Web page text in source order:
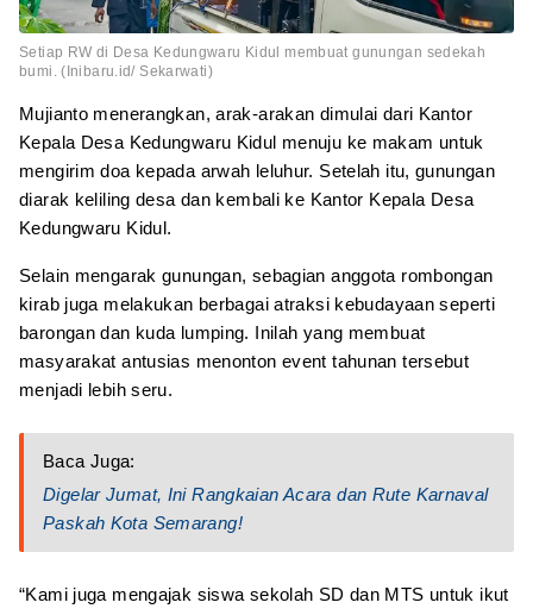
Setiap RW di Desa Kedungwaru Kidul membuat gunungan sedekah
bumi. (Inibaru.id/ Sekarwati)
Mujianto menerangkan, arak-arakan dimulai dari Kantor
Kepala Desa Kedungwaru Kidul menuju ke makam untuk
mengirim doa kepada arwah leluhur. Setelah itu, gunungan
diarak keliling desa dan kembali ke Kantor Kepala Desa
Kedungwaru Kidul.
Selain mengarak gunungan, sebagian anggota rombongan
kirab juga melakukan berbagai atraksi kebudayaan seperti
barongan dan kuda lumping. Inilah yang membuat
masyarakat antusias menonton event tahunan tersebut
menjadi lebih seru.
Baca Juga:
Digelar Jumat, Ini Rangkaian Acara dan Rute Karnaval
Paskah Kota Semarang!
“Kami juga mengajak siswa sekolah SD dan MTS untuk ikut